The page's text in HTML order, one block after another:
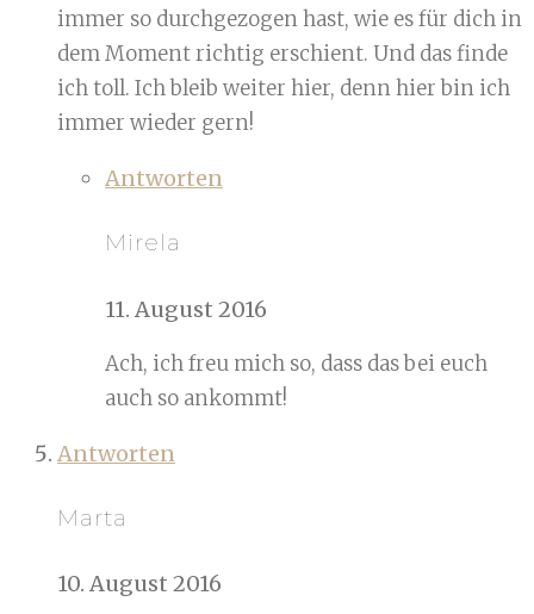
immer so durchgezogen hast, wie es für dich in
dem Moment richtig erschient. Und das finde
ich toll. Ich bleib weiter hier, denn hier bin ich
immer wieder gern!
Antworten
Mirela
11. August 2016
Ach, ich freu mich so, dass das bei euch
auch so ankommt!
Antworten
Marta
10. August 2016